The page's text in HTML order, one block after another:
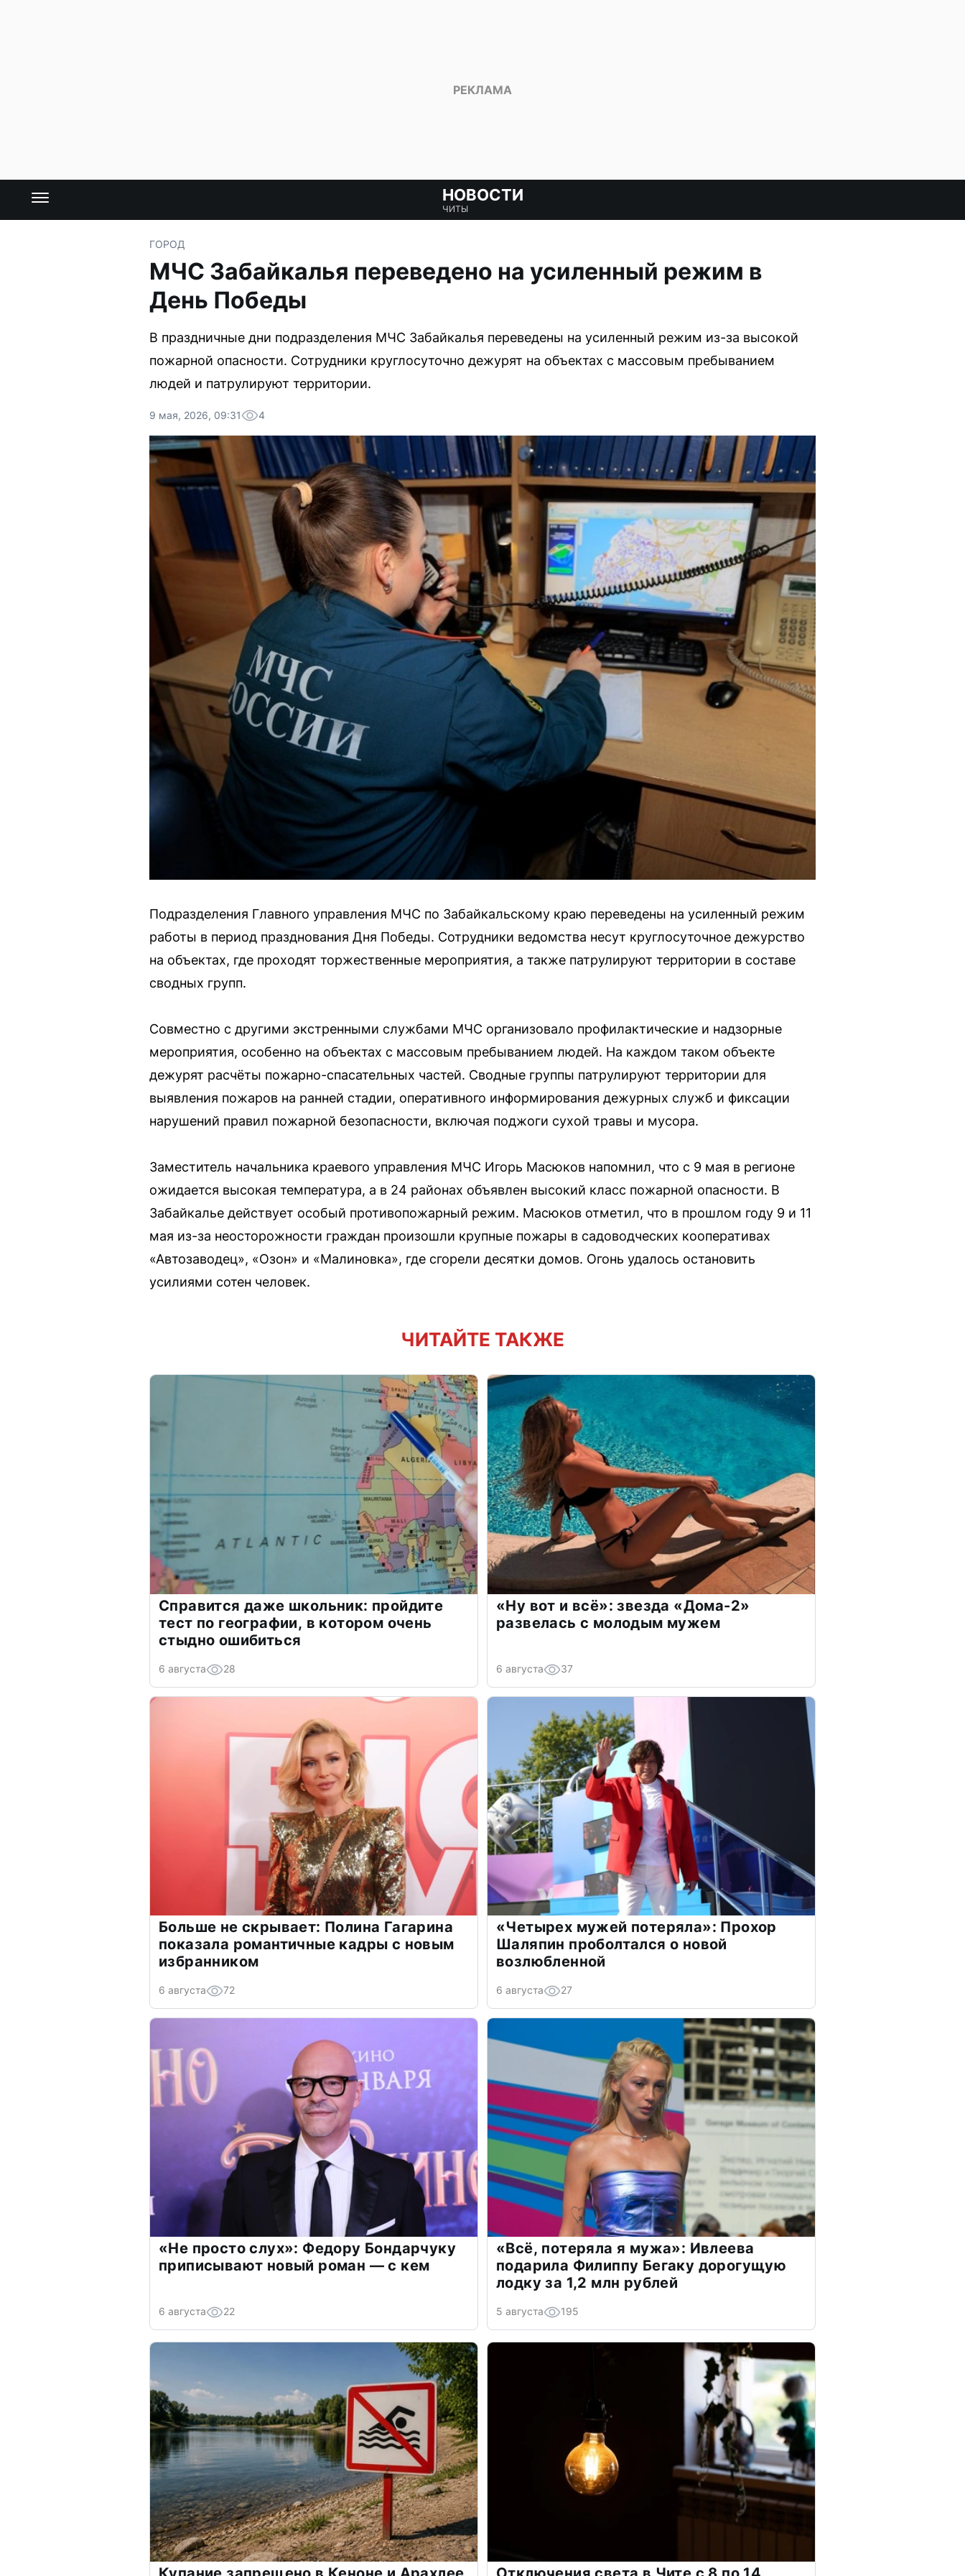
НОВОСТИ
ЧИТЫ
ГОРОД
МЧС Забайкалья переведено на усиленный режим в
День Победы
В праздничные дни подразделения МЧС Забайкалья переведены на усиленный режим из-за высокой
пожарной опасности. Сотрудники круглосуточно дежурят на объектах с массовым пребыванием
людей и патрулируют территории.
9 мая, 2026, 09:31 4
Подразделения Главного управления МЧС по Забайкальскому краю переведены на усиленный режим
работы в период празднования Дня Победы. Сотрудники ведомства несут круглосуточное дежурство
на объектах, где проходят торжественные мероприятия, а также патрулируют территории в составе
сводных групп.
Совместно с другими экстренными службами МЧС организовало профилактические и надзорные
мероприятия, особенно на объектах с массовым пребыванием людей. На каждом таком объекте
дежурят расчёты пожарно-спасательных частей. Сводные группы патрулируют территории для
выявления пожаров на ранней стадии, оперативного информирования дежурных служб и фиксации
нарушений правил пожарной безопасности, включая поджоги сухой травы и мусора.
Заместитель начальника краевого управления МЧС Игорь Масюков напомнил, что с 9 мая в регионе
ожидается высокая температура, а в 24 районах объявлен высокий класс пожарной опасности. В
Забайкалье действует особый противопожарный режим. Масюков отметил, что в прошлом году 9 и 11
мая из-за неосторожности граждан произошли крупные пожары в садоводческих кооперативах
«Автозаводец», «Озон» и «Малиновка», где сгорели десятки домов. Огонь удалось остановить
усилиями сотен человек.
ЧИТАЙТЕ ТАКЖЕ
Справится даже школьник: пройдите
тест по географии, в котором очень
стыдно ошибиться
6 августа 28
«Ну вот и всё»: звезда «Дома-2»
развелась с молодым мужем
6 августа 37
Больше не скрывает: Полина Гагарина
показала романтичные кадры с новым
избранником
6 августа 72
«Четырех мужей потеряла»: Прохор
Шаляпин проболтался о новой
возлюбленной
6 августа 27
«Не просто слух»: Федору Бондарчуку
приписывают новый роман — с кем
6 августа 22
«Всё, потеряла я мужа»: Ивлеева
подарила Филиппу Бегаку дорогущую
лодку за 1,2 млн рублей
5 августа 195